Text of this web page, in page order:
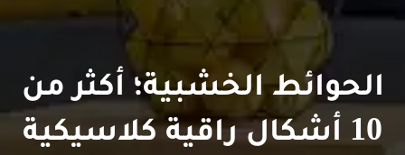
الحوائط الخشبية؛ أكثر من
10 أشكال راقية كلاسيكية